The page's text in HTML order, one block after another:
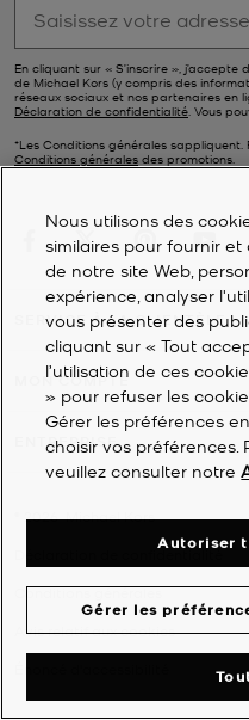
En cliquant sur « S’inscrire »,
de Michael Kors (y compris des
réseaux sociaux et nos partenaires en
Déclaration de confidentialité. Vous
*Les Conditions générales sappliquent.
Conditions générales des promotions.
SERVICE À LA CLIENTÈLE
MON COMPTE
ENTREPRISE
2026Michael Kors
Déclaration de confidentialité
Conditions générales
Avis relatif aux cookies
Nous utilisons des
similaires pour fournir
de notre site Web,
expérience, analyser
vous présenter des
cliquant sur « Tout
l’utilisation de ces
» pour refuser les
Gérer les préférences
choisir vos préférences.
veuillez consulter notre
Gérer les
Autoriser